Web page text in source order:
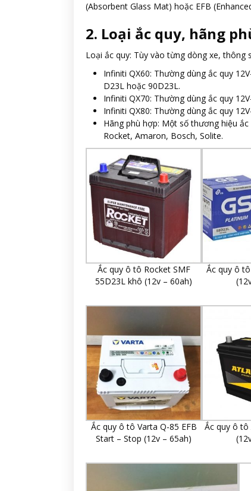
(Absorbent Glass Mat) hoặc EFB
2. Loại ắc quy, hãng
Loại ắc quy: Tùy vào từng dòng xe, thông
Infiniti QX60: Thường dùng ắc quy
D23L hoặc 90D23L.
Infiniti QX70: Thường dùng ắc quy
Infiniti QX80: Thường dùng ắc quy
Hãng phù hợp: Một số thương hiệu
Rocket, Amaron, Bosch, Solite.
Ắc quy ô tô Rocket SMF
55D23L khô (12v – 60ah)
Ắc quy ô
Ắc quy ô tô Varta Q-85 EFB
Start – Stop (12v – 65ah)
Ắc quy ô tô